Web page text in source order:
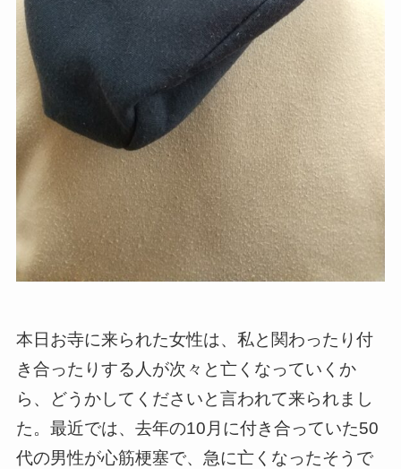
本日お寺に来られた女性は、私と関わったり付
き合ったりする人が次々と亡くなっていくか
ら、どうかしてくださいと言われて来られまし
た。最近では、去年の10月に付き合っていた50
代の男性が心筋梗塞で、急に亡くなったそうで